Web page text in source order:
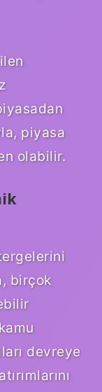
piyasa
olabilir.
birçok
devreye